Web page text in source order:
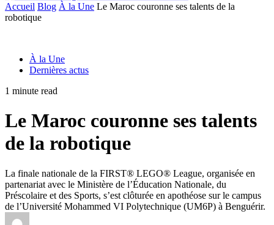
Accueil Blog À la Une Le Maroc couronne ses talents de la
robotique
À la Une
Dernières actus
1 minute read
Le Maroc couronne ses talents
de la robotique
La finale nationale de la FIRST® LEGO® League, organisée en
partenariat avec le Ministère de l’Éducation Nationale, du
Préscolaire et des Sports, s’est clôturée en apothéose sur le campus
de l’Université Mohammed VI Polytechnique (UM6P) à Benguérir.